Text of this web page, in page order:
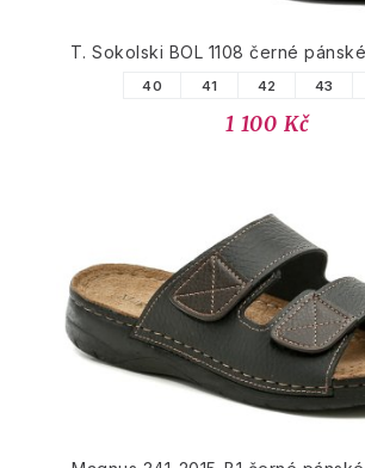
T. Sokolski BOL 1108 černé
40 41 42 43
1 100 Kč